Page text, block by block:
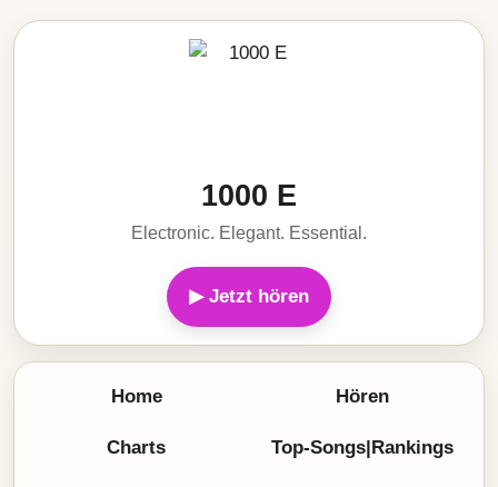
1000 E
Electronic. Elegant. Essential.
▶ Jetzt hören
Home Hören
Charts Top-Songs|Rankings